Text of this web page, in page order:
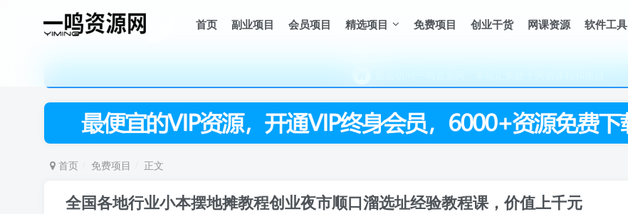
首页 副业项目 会员项目 精选项目 免费项目 创业干货 网课资源 软件工具
欢迎访问一鸣资源网，本站汇集数千网创课程和项目
首页 免费项目 正文
全国各地行业小本摆地摊教程创业夜市顺口溜选址经验教程课，价值上千元